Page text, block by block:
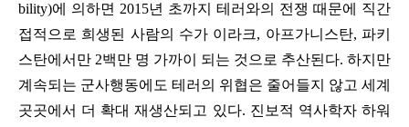
bility)에 의하면 2015년 초까지 테러와의 전쟁 때문에 직간
접적으로 희생된 사람의 수가 이라크, 아프가니스탄, 파키
스탄에서만 2백만 명 가까이 되는 것으로 추산된다. 하지만
계속되는 군사행동에도 테러의 위협은 줄어들지 않고 세계
곳곳에서 더 확대 재생산되고 있다. 진보적 역사학자 하워